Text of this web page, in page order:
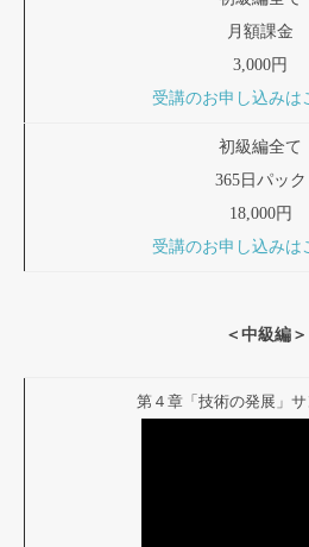
月額課金
3,000円
受講のお申し込みは
初級編全て
365日パック
18,000円
受講のお申し込みは
＜中級編＞
第４章「技術の発展」